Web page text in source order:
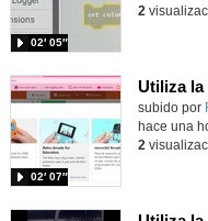
02′ 05″
2
Contenido
subido por
02′ 07″
hace una
2